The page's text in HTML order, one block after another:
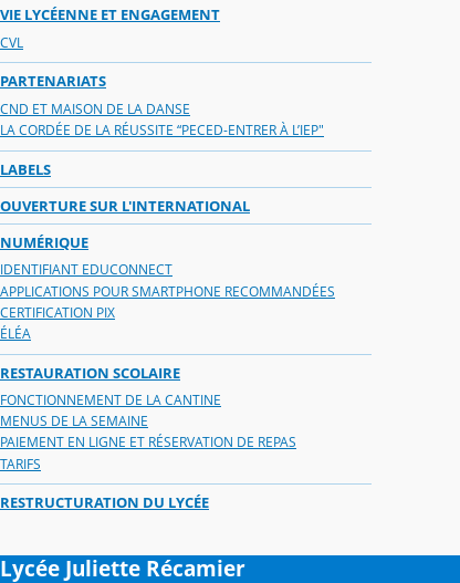
VIE LYCÉENNE ET ENGAGEMENT
CVL
PARTENARIATS
CND ET MAISON DE LA DANSE
LA CORDÉE DE LA RÉUSSITE “PECED-ENTRER À L’IEP"
LABELS
OUVERTURE SUR L'INTERNATIONAL
NUMÉRIQUE
IDENTIFIANT EDUCONNECT
APPLICATIONS POUR SMARTPHONE RECOMMANDÉES
CERTIFICATION PIX
ÉLÉA
RESTAURATION SCOLAIRE
FONCTIONNEMENT DE LA CANTINE
MENUS DE LA SEMAINE
PAIEMENT EN LIGNE ET RÉSERVATION DE REPAS
TARIFS
RESTRUCTURATION DU LYCÉE
Lycée Juliette Récamier